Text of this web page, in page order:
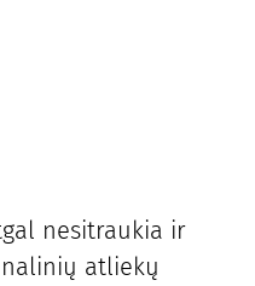
nesitraukia ir
atliekų